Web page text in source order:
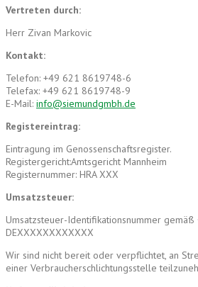
Vertreten durch:
Herr Zivan Markovic
Kontakt:
Telefon: +49 621 8619748-6
Telefax: +49 621 8619748-9
E-Mail: info@siemundgmbh.de
Registereintrag:
Eintragung im Genossenschaftsregister.
Registergericht:Amtsgericht Mannheim
Registernummer: HRA XXX
Umsatzsteuer:
Umsatzsteuer-Identifikationsnummer
DEXXXXXXXXXXXX
Wir sind nicht bereit oder verpflichtet, an
einer Verbraucherschlichtungsstelle